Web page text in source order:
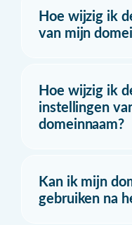
Hoe wijzig ik
van mijn
Hoe wijzig ik
instellingen
domeinnaam?
Kan ik mijn
gebruiken na